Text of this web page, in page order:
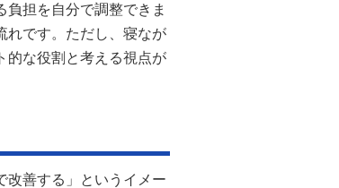
担を自分で調整できま
れです。ただし、寝なが
的な役割と考える視点が
改善する」というイメー